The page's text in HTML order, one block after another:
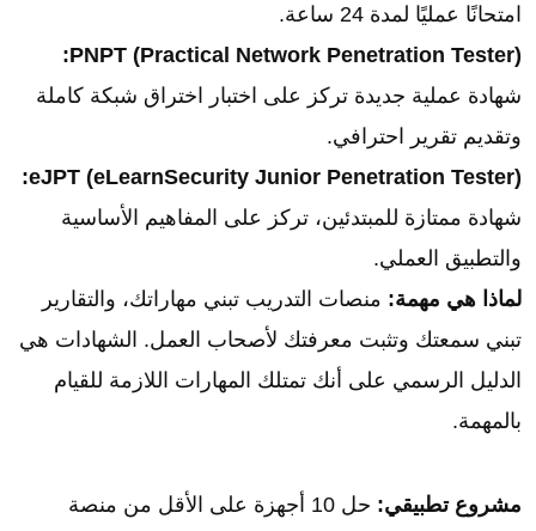
امتحانًا عمليًا لمدة 24 ساعة.
PNPT (Practical Network Penetration Tester):
شهادة عملية جديدة تركز على اختبار اختراق شبكة كاملة
وتقديم تقرير احترافي.
eJPT (eLearnSecurity Junior Penetration Tester):
شهادة ممتازة للمبتدئين، تركز على المفاهيم الأساسية
والتطبيق العملي.
لماذا هي مهمة: منصات التدريب تبني مهاراتك، والتقارير
تبني سمعتك وتثبت معرفتك لأصحاب العمل. الشهادات هي
الدليل الرسمي على أنك تمتلك المهارات اللازمة للقيام
بالمهمة.
مشروع تطبيقي:
حل 10 أجهزة على الأقل من منصة